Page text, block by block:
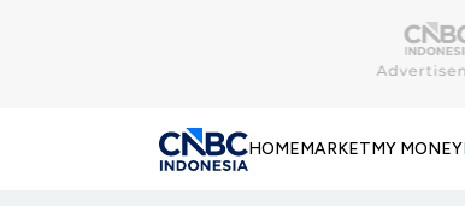
HOMEMARKETMY MONEY